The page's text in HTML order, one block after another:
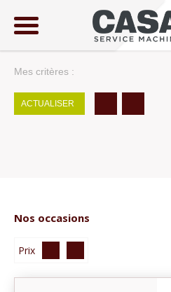
Mes critères :
ACTUALISER
Nos occasions
Prix